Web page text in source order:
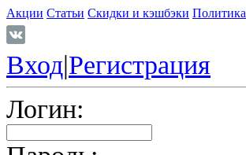
Акции Статьи Скидки и кэшбэки
Вход|Регистрация
Логин: